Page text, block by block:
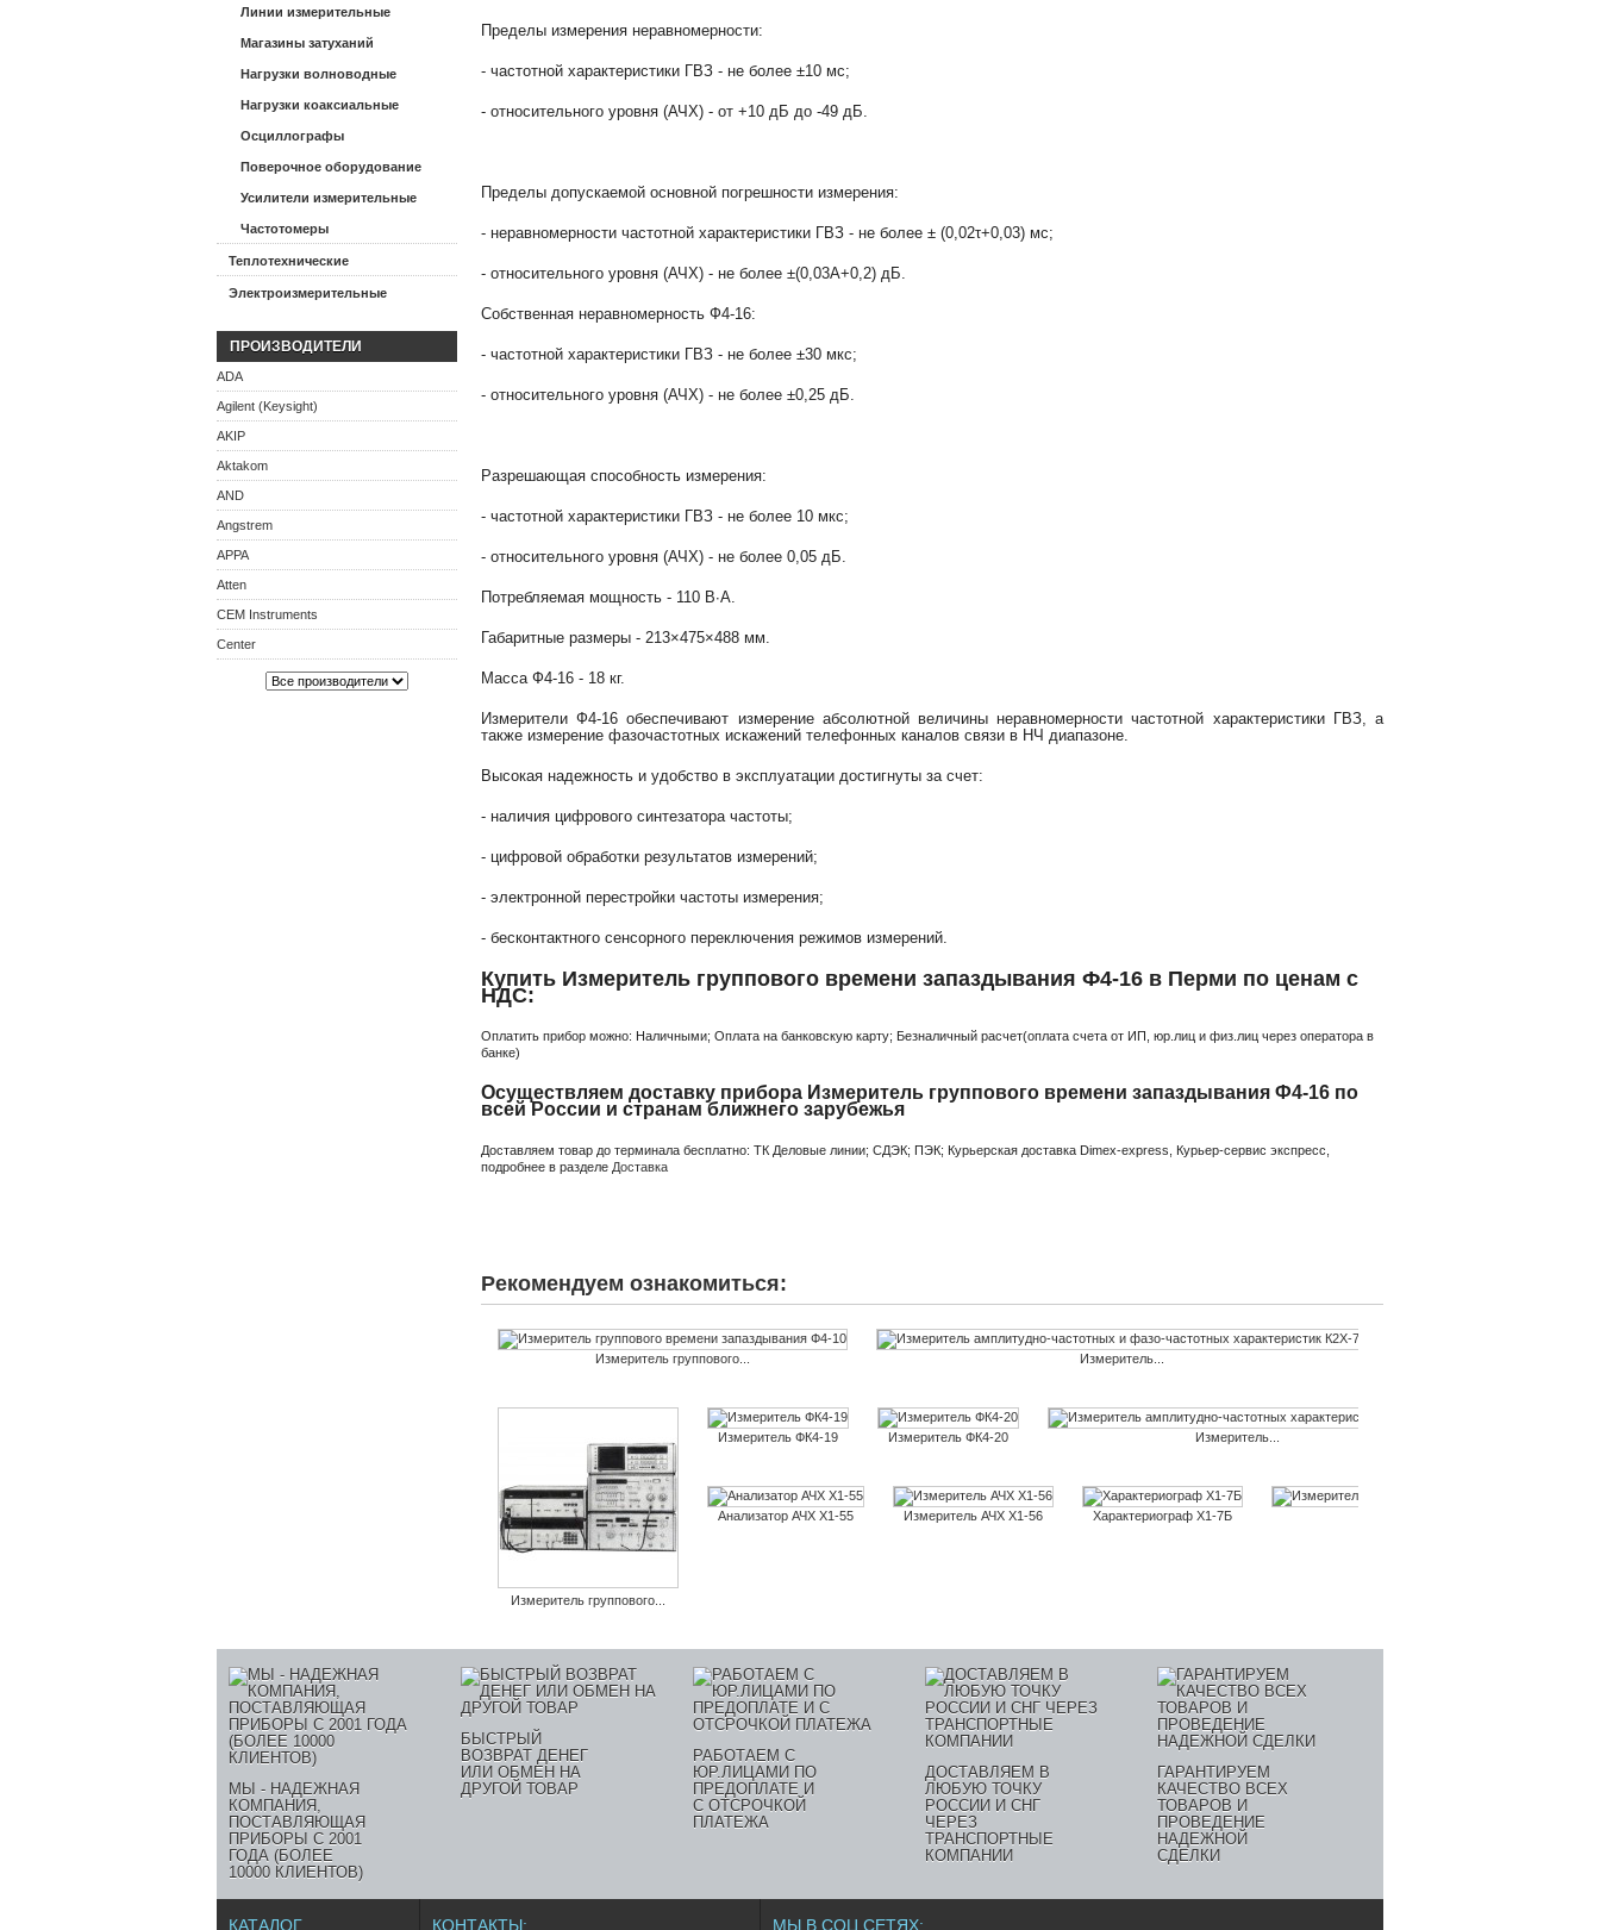
Линии измерительные
Магазины затуханий
Нагрузки волноводные
Нагрузки коаксиальные
Осциллографы
Поверочное оборудование
Усилители измерительные
Частотомеры
Теплотехнические
Электроизмерительные
ПРОИЗВОДИТЕЛИ
ADA
Agilent (Keysight)
AKIP
Aktakom
AND
Angstrem
APPA
Atten
CEM Instruments
Center
Пределы измерения неравномерности:
- частотной характеристики ГВЗ - не более ±10 мс;
- относительного уровня (АЧХ) - от +10 дБ до -49 дБ.
Пределы допускаемой основной погрешности измерения:
- неравномерности частотной характеристики ГВЗ - не более ± (0,02τ+0,03) мс;
- относительного уровня (АЧХ) - не более ±(0,03А+0,2) дБ.
Собственная неравномерность Ф4-16:
- частотной характеристики ГВЗ - не более ±30 мкс;
- относительного уровня (АЧХ) - не более ±0,25 дБ.
Разрешающая способность измерения:
- частотной характеристики ГВЗ - не более 10 мкс;
- относительного уровня (АЧХ) - не более 0,05 дБ.
Потребляемая мощность - 110 В∙А.
Габаритные размеры - 213×475×488 мм.
Масса Ф4-16 - 18 кг.
Измерители Ф4-16 обеспечивают измерение абсолютной величины неравномерности частотной характеристики ГВЗ, а
также измерение фазочастотных искажений телефонных каналов связи в НЧ диапазоне.
Высокая надежность и удобство в эксплуатации достигнуты за счет:
- наличия цифрового синтезатора частоты;
- цифровой обработки результатов измерений;
- электронной перестройки частоты измерения;
- бесконтактного сенсорного переключения режимов измерений.
Купить Измеритель группового времени запаздывания Ф4-16 в Перми по ценам с
НДС:
Оплатить прибор можно: Наличными; Оплата на банковскую карту; Безналичный расчет(оплата счета от ИП, юр.лиц и физ.лиц через оператора в
банке)
Осуществляем доставку прибора Измеритель группового времени запаздывания Ф4-16 по
всей России и странам ближнего зарубежья
Доставляем товар до терминала бесплатно: ТК Деловые линии; СДЭК; ПЭК; Курьерская доставка Dimex-express, Курьер-сервис экспресс,
подробнее в разделе Доставка
Рекомендуем ознакомиться:
Измеритель группового... Измеритель...
Измеритель группового...
Измеритель ФК4-19 Измеритель ФК4-20 Измеритель...
Анализатор АЧХ Х1-55 Измеритель АЧХ Х1-56 Характериограф Х1-7Б
МЫ - НАДЕЖНАЯ
КОМПАНИЯ,
ПОСТАВЛЯЮЩАЯ
ПРИБОРЫ С 2001
ГОДА (БОЛЕЕ
10000 КЛИЕНТОВ)
БЫСТРЫЙ
ВОЗВРАТ ДЕНЕГ
ИЛИ ОБМЕН НА
ДРУГОЙ ТОВАР
РАБОТАЕМ С
ЮР.ЛИЦАМИ ПО
ПРЕДОПЛАТЕ И
С ОТСРОЧКОЙ
ПЛАТЕЖА
ДОСТАВЛЯЕМ В
ЛЮБУЮ ТОЧКУ
РОССИИ И СНГ
ЧЕРЕЗ
ТРАНСПОРТНЫЕ
КОМПАНИИ
ГАРАНТИРУЕМ
КАЧЕСТВО ВСЕХ
ТОВАРОВ И
ПРОВЕДЕНИЕ
НАДЕЖНОЙ
СДЕЛКИ
КАТАЛОГ КОНТАКТЫ: МЫ В СОЦ.СЕТЯХ: